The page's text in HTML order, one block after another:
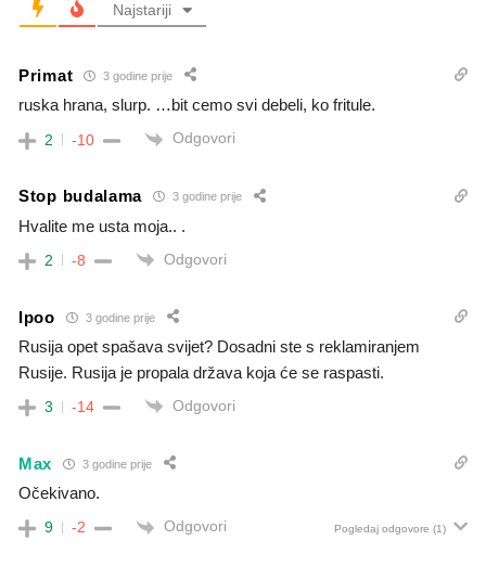
Najstariji
Primat 3 godine prije
ruska hrana, slurp. …bit cemo svi debeli, ko fritule.
2 -10 Odgovori
Stop budalama 3 godine prije
Hvalite me usta moja.. .
2 -8 Odgovori
Ipoo 3 godine prije
Rusija opet spašava svijet? Dosadni ste s reklamiranjem
Rusije. Rusija je propala država koja će se raspasti.
3 -14 Odgovori
Max 3 godine prije
Očekivano.
9 -2 Odgovori Pogledaj odgovore (1)